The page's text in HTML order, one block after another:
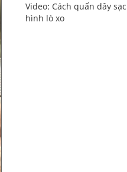
Video: Cách quấn dây
hình lò xo